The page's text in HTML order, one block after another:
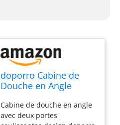
doporro Cabine de
Douche en Angle
Coulissantes
Cabine de douche en angle
avec deux portes